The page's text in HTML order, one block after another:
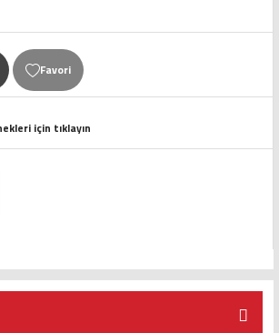
için tıklayın